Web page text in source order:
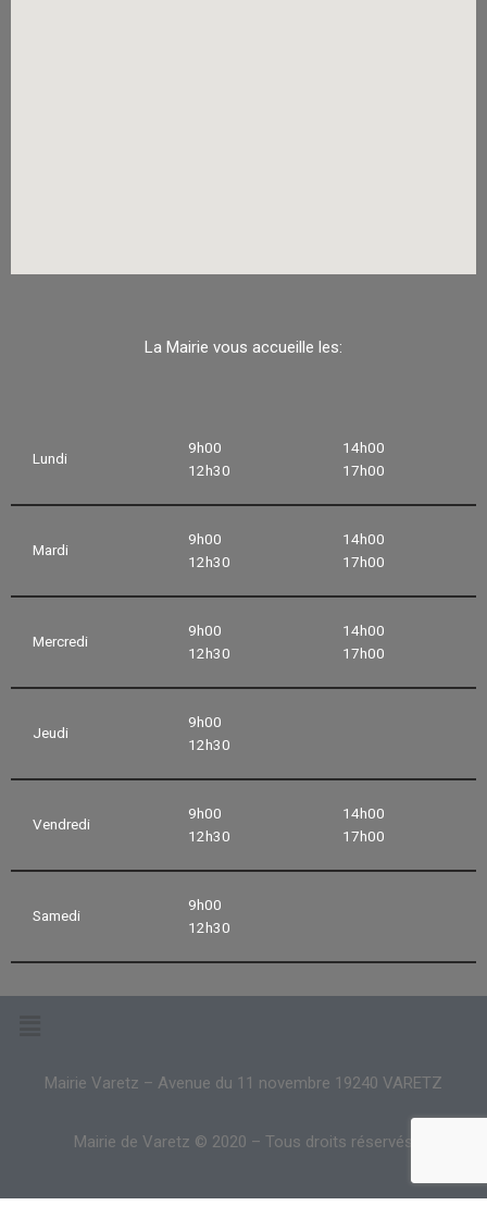
La Mairie vous accueille les:
Lundi
9h00
12h30
14h00
17h00
Mardi
9h00
12h30
14h00
17h00
Mercredi
9h00
12h30
14h00
17h00
Jeudi
9h00
12h30
Vendredi
9h00
12h30
14h00
17h00
Samedi
9h00
12h30
Mairie Varetz – Avenue du 11 novembre 19240 VARETZ
Mairie de Varetz © 2020 – Tous droits réservés